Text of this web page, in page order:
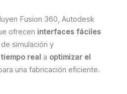
Fusion 360, Autodesk
ofrecen interfaces fáciles
simulación y
real a optimizar el
una fabricación eficiente.